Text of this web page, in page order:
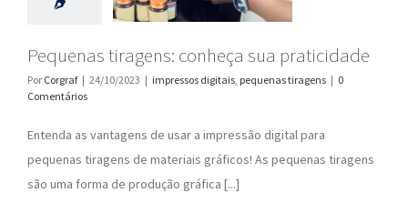
Pequenas tiragens: conheça sua praticidade
Por Corgraf | 24/10/2023 | impressos digitais pequenas tiragens | 0
Comentários
Entenda as vantagens de usar a impressão digital para
pequenas tiragens de materiais gráficos! As pequenas tiragens
são uma forma de produção gráfica [...]